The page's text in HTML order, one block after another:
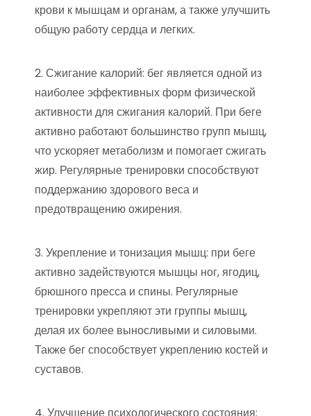
крови к мышцам и органам, а также улучшить
общую работу сердца и легких.
2. Сжигание калорий: бег является одной из
наиболее эффективных форм физической
активности для сжигания калорий. При беге
активно работают большинство групп мышц,
что ускоряет метаболизм и помогает сжигать
жир. Регулярные тренировки способствуют
поддержанию здорового веса и
предотвращению ожирения.
3. Укрепление и тонизация мышц: при беге
активно задействуются мышцы ног, ягодиц,
брюшного пресса и спины. Регулярные
тренировки укрепляют эти группы мышц,
делая их более выносливыми и силовыми.
Также бег способствует укреплению костей и
суставов.
4. Улучшение психологического состояния: